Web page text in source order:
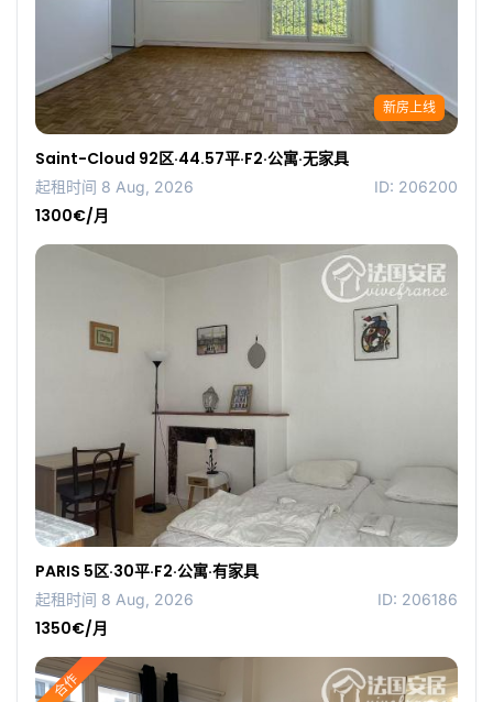
新房上线
Saint-Cloud 92区·44.57平·F2·公寓·无家具
起租时间 8 Aug, 2026 ID: 206200
1300€/月
PARIS 5区·30平·F2·公寓·有家具
起租时间 8 Aug, 2026 ID: 206186
1350€/月
合作